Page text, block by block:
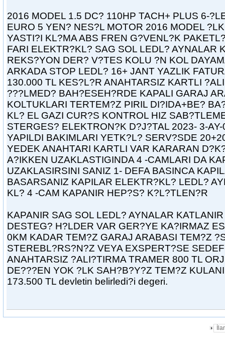
2016 MODEL 1.5 DC? 110HP TACH+ PLUS 6-
EURO 5 YEN? NES?L MOTOR 2016 MODEL
YASTI?I KL?MA ABS FREN G?VENL?K
FARI ELEKTR?KL? SAG SOL LEDL? AYNALAR
REKS?YON DER? V?TES KOLU ?N KOL
ARKADA STOP LEDL? 16+ JANT YAZLIK
130.000 TL KES?L?R ANAHTARSIZ KARTLI
???LMED? BAH?ESEH?RDE KAPALI GARAJ
KOLTUKLARI TERTEM?Z PIRIL DI?IDA+BE?
KL? EL GAZI CUR?S KONTROL HIZ
STERGES? ELEKTRON?K D?J?TAL 2023- 3-
YAPILDI BAKIMLARI YETK?L? SERV?SDE
YEDEK ANAHTARI KARTLI VAR KARARAN
A?IKKEN UZAKLASTIGINDA 4 -CAMLARI DA
UZAKLASIRSINI SANIZ 1- DEFA BASINCA
BASARSANIZ KAPILAR ELEKTR?KL? LEDL?
KL? 4 -CAM KAPANIR HEP?S? K?L?TLEN?R
KAPANIR SAG SOL LEDL? AYNALAR
DESTEG? H?LDER VAR GER?YE KA?IRMAZ
0KM KADAR TEM?Z GARAJ ARABASI TEM?Z
STEREBL?RS?N?Z VEYA EXSPERT?SE
ANAHTARSIZ ?ALI?TIRMA TRAMER 800 TL
DE???EN YOK ?LK SAH?B?Y?Z TEM?Z
173.500 TL devletin belirledi?i degeri.